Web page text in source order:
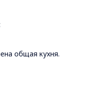
общая кухня.